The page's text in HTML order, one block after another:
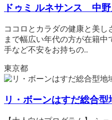
ドゥミ ルネサンス 中
ココロとカラダの健康と美し
まで幅広い年代の方が在籍
手など不安をお持ちの..
東京都
リ・ボーンはすだ総合